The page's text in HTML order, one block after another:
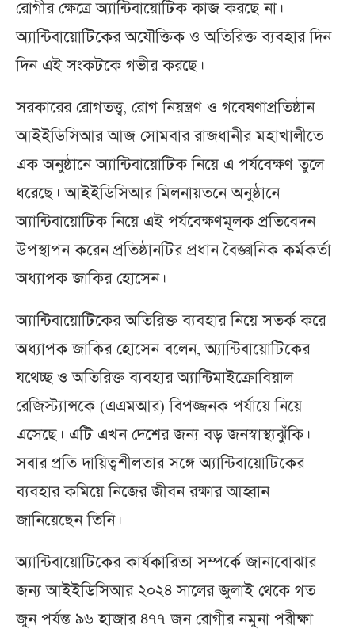
রোগীর ক্ষেত্রে অ্যান্টিবায়োটিক কাজ করছে না।
অ্যান্টিবায়োটিকের অযৌক্তিক ও অতিরিক্ত ব্যবহার দিন
দিন এই সংকটকে গভীর করছে।
সরকারের রোগতত্ত্ব, রোগ নিয়ন্ত্রণ ও গবেষণাপ্রতিষ্ঠান
আইইডিসিআর আজ সোমবার রাজধানীর মহাখালীতে
এক অনুষ্ঠানে অ্যান্টিবায়োটিক নিয়ে এ পর্যবেক্ষণ তুলে
ধরেছে। আইইডিসিআর মিলনায়তনে অনুষ্ঠানে
অ্যান্টিবায়োটিক নিয়ে এই পর্যবেক্ষণমূলক প্রতিবেদন
উপস্থাপন করেন প্রতিষ্ঠানটির প্রধান বৈজ্ঞানিক কর্মকর্তা
অধ্যাপক জাকির হোসেন।
অ্যান্টিবায়োটিকের অতিরিক্ত ব্যবহার নিয়ে সতর্ক করে
অধ্যাপক জাকির হোসেন বলেন, অ্যান্টিবায়োটিকের
যথেচ্ছ ও অতিরিক্ত ব্যবহার অ্যান্টিমাইক্রোবিয়াল
রেজিস্ট্যান্সকে (এএমআর) বিপজ্জনক পর্যায়ে নিয়ে
এসেছে। এটি এখন দেশের জন্য বড় জনস্বাস্থ্যঝুঁকি।
সবার প্রতি দায়িত্বশীলতার সঙ্গে অ্যান্টিবায়োটিকের
ব্যবহার কমিয়ে নিজের জীবন রক্ষার আহ্বান
জানিয়েছেন তিনি।
অ্যান্টিবায়োটিকের কার্যকারিতা সম্পর্কে জানাবোঝার
জন্য আইইডিসিআর ২০২৪ সালের জুলাই থেকে গত
জুন পর্যন্ত ৯৬ হাজার ৪৭৭ জন রোগীর নমুনা পরীক্ষা